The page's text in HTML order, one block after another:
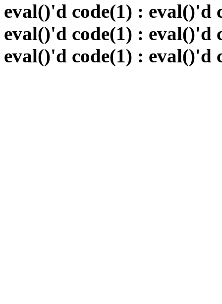
eval()'d code(1) : eval()'d
eval()'d code(1) : eval()'d
eval()'d code(1) : eval()'d